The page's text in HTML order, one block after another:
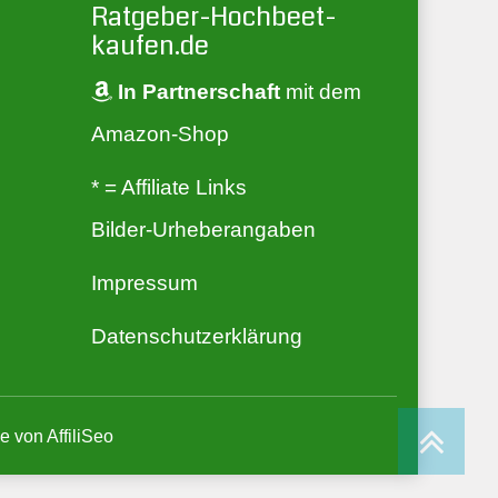
Ratgeber-Hochbeet-
kaufen.de
In Partnerschaft mit dem
Amazon-Shop
* = Affiliate Links
Bilder-Urheberangaben
Impressum
Datenschutzerklärung
von AffiliSeo